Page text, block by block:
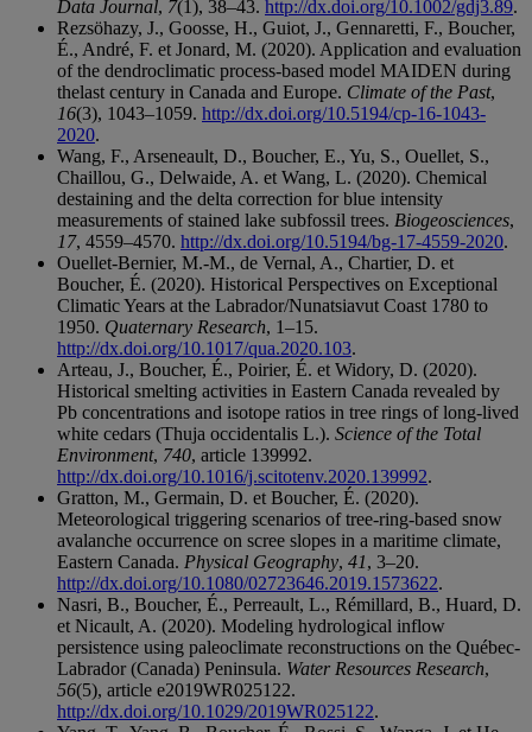
Data Journal, 7(1), 38–43. http://dx.doi.org/10.1002/gdj3.89.
Rezsöhazy, J., Goosse, H., Guiot, J., Gennaretti, F., Boucher,
É., André, F. et Jonard, M. (2020). Application and evaluation
of the dendroclimatic process-based model MAIDEN during
thelast century in Canada and Europe. Climate of the Past,
16(3), 1043–1059. http://dx.doi.org/10.5194/cp-16-1043-
2020.
Wang, F., Arseneault, D., Boucher, E., Yu, S., Ouellet, S.,
Chaillou, G., Delwaide, A. et Wang, L. (2020). Chemical
destaining and the delta correction for blue intensity
measurements of stained lake subfossil trees. Biogeosciences,
17, 4559–4570. http://dx.doi.org/10.5194/bg-17-4559-2020.
Ouellet-Bernier, M.-M., de Vernal, A., Chartier, D. et
Boucher, É. (2020). Historical Perspectives on Exceptional
Climatic Years at the Labrador/Nunatsiavut Coast 1780 to
1950. Quaternary Research, 1–15.
http://dx.doi.org/10.1017/qua.2020.103.
Arteau, J., Boucher, É., Poirier, É. et Widory, D. (2020).
Historical smelting activities in Eastern Canada revealed by
Pb concentrations and isotope ratios in tree rings of long-lived
white cedars (Thuja occidentalis L.). Science of the Total
Environment, 740, article 139992.
http://dx.doi.org/10.1016/j.scitotenv.2020.139992.
Gratton, M., Germain, D. et Boucher, É. (2020).
Meteorological triggering scenarios of tree-ring-based snow
avalanche occurrence on scree slopes in a maritime climate,
Eastern Canada. Physical Geography, 41, 3–20.
http://dx.doi.org/10.1080/02723646.2019.1573622.
Nasri, B., Boucher, É., Perreault, L., Rémillard, B., Huard, D.
et Nicault, A. (2020). Modeling hydrological inflow
persistence using paleoclimate reconstructions on the Québec-
Labrador (Canada) Peninsula. Water Resources Research,
56(5), article e2019WR025122.
http://dx.doi.org/10.1029/2019WR025122.